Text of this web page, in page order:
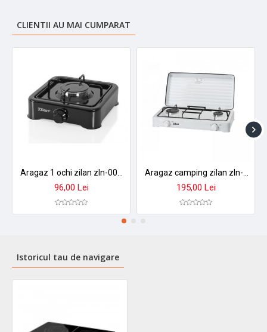
CLIENTII AU MAI CUMPARAT
96,00 Lei 195,00 Lei
Istoricul tau de navigare